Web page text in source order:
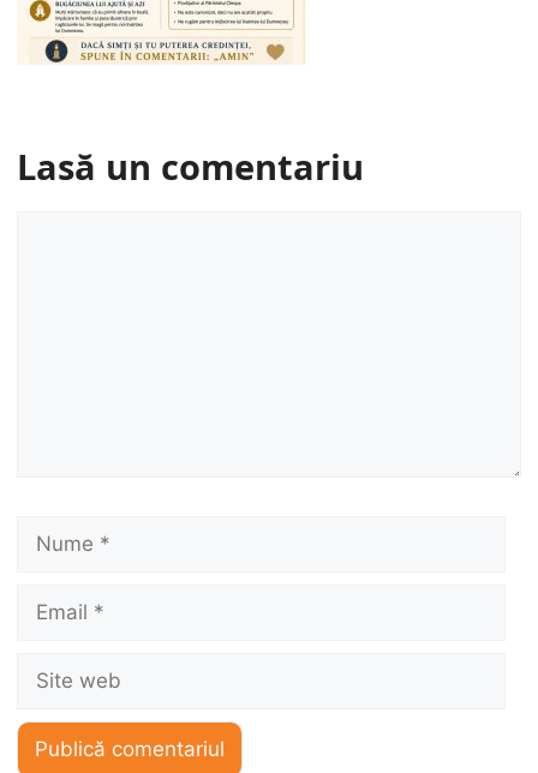
Lasă un comentariu
Nume
Email
Site